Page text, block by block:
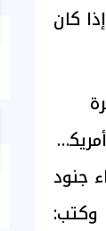
كان
أكثر من 2000 دولار أمريكي
جنود
وكتب: